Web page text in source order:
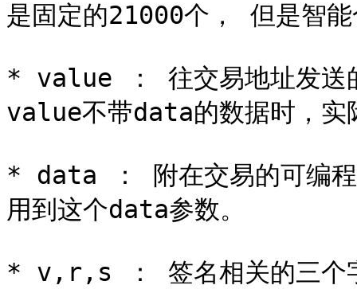
是固定的21000个， 但是智
* value ： 往交易地址发送
value不带data的数据时，实
* data ： 附在交易的可编程
用到这个data参数。
* v,r,s ： 签名相关的三个